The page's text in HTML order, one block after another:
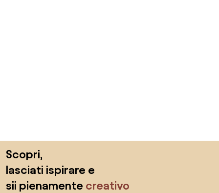
Scopri,
lasciati ispirare e
sii pienamente creativo